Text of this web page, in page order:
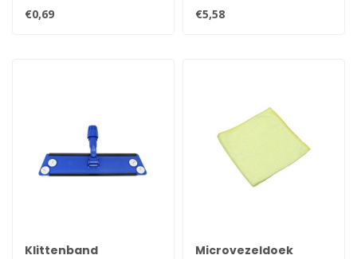
elkaar gewikkeld zijn,
waardo..
€0,69
moeiteloos kalk, urinesteen,
cement..
€5,58
Klittenband
Microvezeldoek